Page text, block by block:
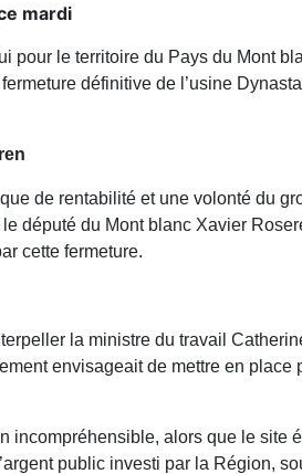
mardi
pour le territoire du Pays du Mont
définitive de l’usine
de rentabilité et une volonté du
député du Mont blanc Xavier
cette fermeture.
la ministre du travail
envisageait de mettre en place
incompréhensible, alors que le site
public investi par la Région,